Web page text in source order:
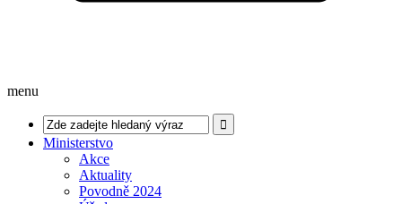
menu
Ministerstvo
Akce
Aktuality
Povodně 2024